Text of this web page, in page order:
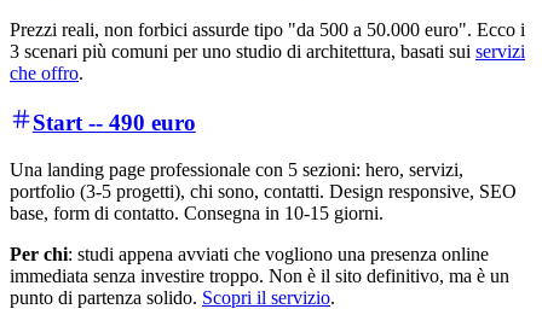
Prezzi reali, non forbici assurde tipo "da 500 a 50.000 euro". Ecco i
3 scenari più comuni per uno studio di architettura, basati sui servizi
che offro.
Start -- 490 euro
Una landing page professionale con 5 sezioni: hero, servizi,
portfolio (3-5 progetti), chi sono, contatti. Design responsive, SEO
base, form di contatto. Consegna in 10-15 giorni.
Per chi: studi appena avviati che vogliono una presenza online
immediata senza investire troppo. Non è il sito definitivo, ma è un
punto di partenza solido. Scopri il servizio.